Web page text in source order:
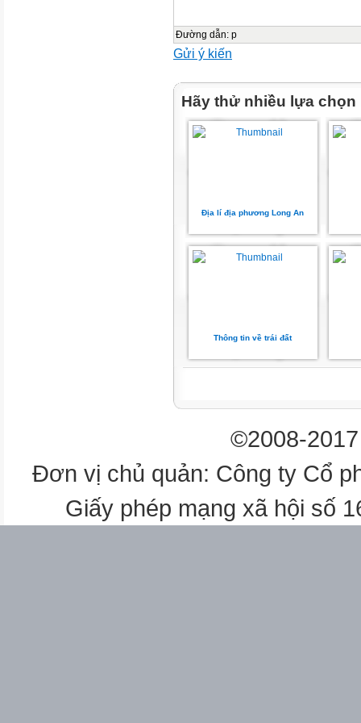
3 mốc năm trở lên (ít thành
phần)
Biểu đồ MIỀN
 Biểu đồ Tròn : Mô tả cơ
Tình
triển
trưởng
Đường dẫn: p
Gửi ý kiến
Hãy thử nhiều lựa chọn
Địa lí địa phương Long An
Thông tin về trái đất
©2008-
Đơn vị chủ quản: Công ty Cổ
Giấy phép mạng xã hội số